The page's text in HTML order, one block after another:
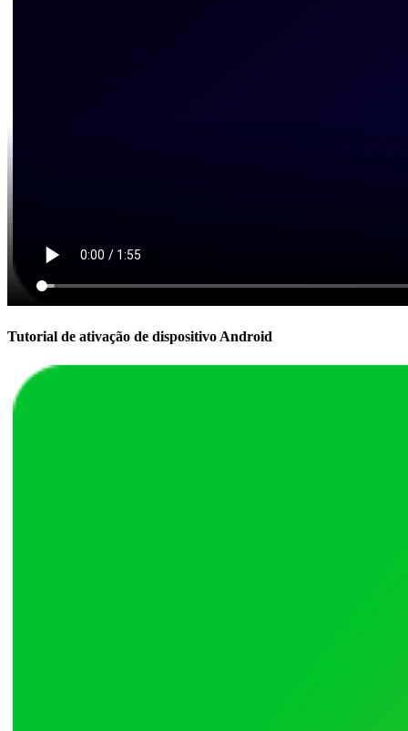
Tutorial de ativação de dispositivo Android